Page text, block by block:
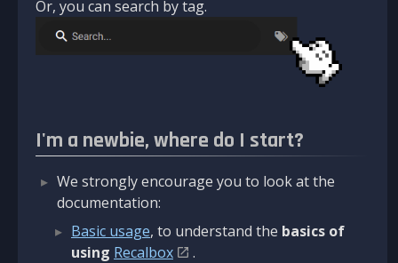
Or, you can search by tag.
I'm a newbie, where do I start?
We strongly encourage you to look at the
documentation:
Basic usage, to understand the basics of
using Recalbox
.